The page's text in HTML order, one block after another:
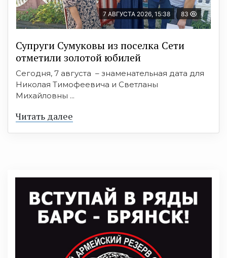
7 АВГУСТА 2026, 15:38 83
Супруги Сумуковы из поселка Сети
отметили золотой юбилей
Сегодня, 7 августа – знаменательная дата для
Николая Тимофеевича и Светланы
Михайловны ...
Читать далее